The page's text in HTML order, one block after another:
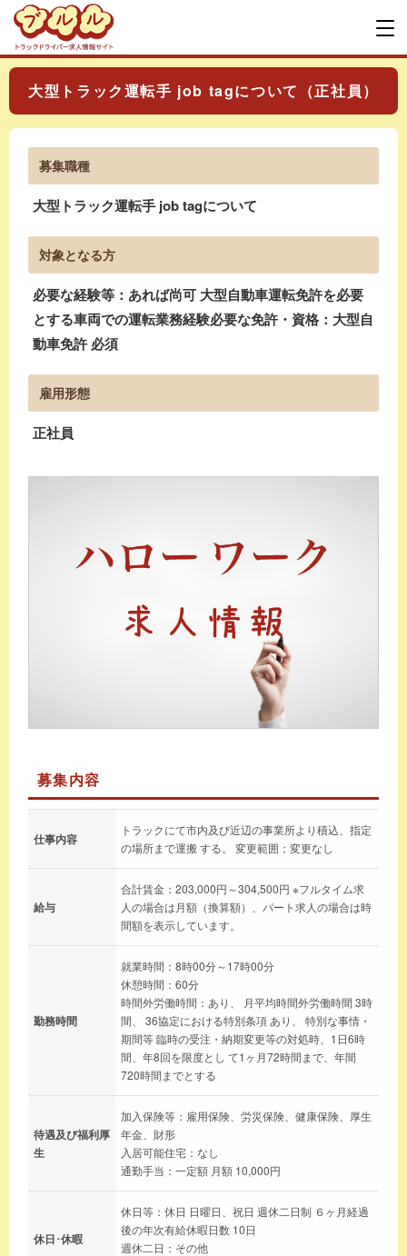
大型トラック運転手 job tagについて（正社員）
募集職種
大型トラック運転手 job tagについて
対象となる方
必要な経験等：あれば尚可 大型自動車運転免許を必要
とする車両での運転業務経験必要な免許・資格：大型自
動車免許 必須
雇用形態
正社員
募集内容
仕事内容
トラックにて市内及び近辺の事業所より積込、指定
の場所まで運搬 する。 変更範囲；変更なし
給与
合計賃金：203,000円～304,500円 ※フルタイム求
人の場合は月額（換算額）、パート求人の場合は時
間額を表示しています。
勤務時間
就業時間：8時00分～17時00分
休憩時間：60分
時間外労働時間：あり、 月平均時間外労働時間 3時
間、 36協定における特別条項 あり、 特別な事情・
期間等 臨時の受注・納期変更等の対処時、1日6時
間、年8回を限度とし て1ヶ月72時間まで、年間
720時間までとする
待遇及び福利厚
生
加入保険等：雇用保険、労災保険、健康保険、厚生
年金、財形
入居可能住宅：なし
通勤手当：一定額 月額 10,000円
休日･休暇
休日等：休日 日曜日、祝日 週休二日制 ６ヶ月経過
後の年次有給休暇日数 10日
週休二日：その他